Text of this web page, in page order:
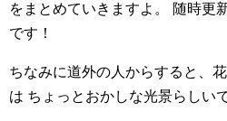
をまとめていきますよ。
随時更
です！
ちなみに道外の人からすると、
は ちょっとおかしな光景らしい